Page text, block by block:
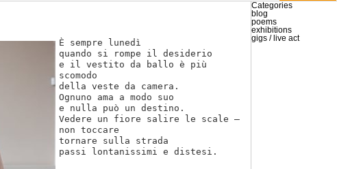
È sempre lunedì
quando si rompe il desiderio
e il vestito da ballo è più
scomodo
della veste da camera.
Ognuno ama a modo suo
e nulla può un destino.
Vedere un fiore salire le scale –
non toccare
tornare sulla strada
passi lontanissimi e distesi.
Categories
blog
poems
exhibitions
gigs / live act